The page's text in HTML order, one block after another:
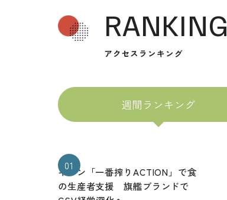
RANKING
アクセスランキング
週間ランキング
01
キリン「一番搾りACTION」で食
の生産者支援 旗艦ブランドで